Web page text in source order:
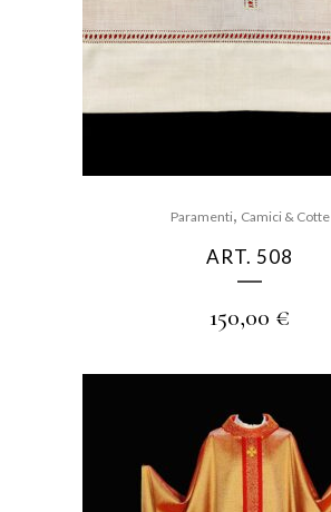
Paramenti, Camici & Cotte
ART. 508
150,00 €